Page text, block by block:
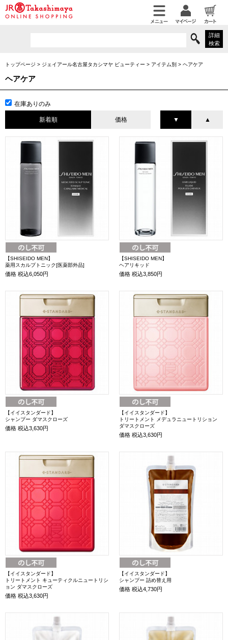
詳細
検索
トップページ > ジェイアール名古屋タカシマヤ ビューティー > アイテム別 > ヘアケア
ヘアケア
在庫ありのみ
新着順 価格 ▼ ▲
【SHISEIDO MEN】
薬用スカルプトニック[医薬部外品]
価格 税込6,050円
【SHISEIDO MEN】
ヘアリキッド
価格 税込3,850円
【イイスタンダード】
シャンプー ダマスクローズ
価格 税込3,630円
【イイスタンダード】
トリートメント メデュラニュートリション
ダマスクローズ
価格 税込3,630円
【イイスタンダード】
トリートメント キューティクルニュートリシ
ョン ダマスクローズ
価格 税込3,630円
【イイスタンダード】
シャンプー 詰め替え用
価格 税込4,730円